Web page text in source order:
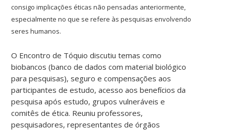
consigo implicações éticas não pensadas anteriormente,
especialmente no que se refere às pesquisas envolvendo
seres humanos.
O Encontro de Tóquio discutiu temas como
biobancos (banco de dados com material biológico
para pesquisas), seguro e compensações aos
participantes de estudo, acesso aos benefícios da
pesquisa após estudo, grupos vulneráveis e
comitês de ética. Reuniu professores,
pesquisadores, representantes de órgãos